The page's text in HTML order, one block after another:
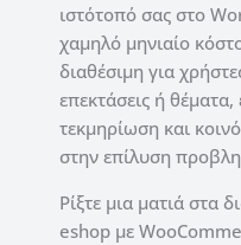
ιστότοπό σας στο
χαμηλό μηνιαίο
διαθέσιμη για
επεκτάσεις ή
τεκμηρίωση και
στην επίλυση
Ρίξτε μια ματιά στα
eshop με